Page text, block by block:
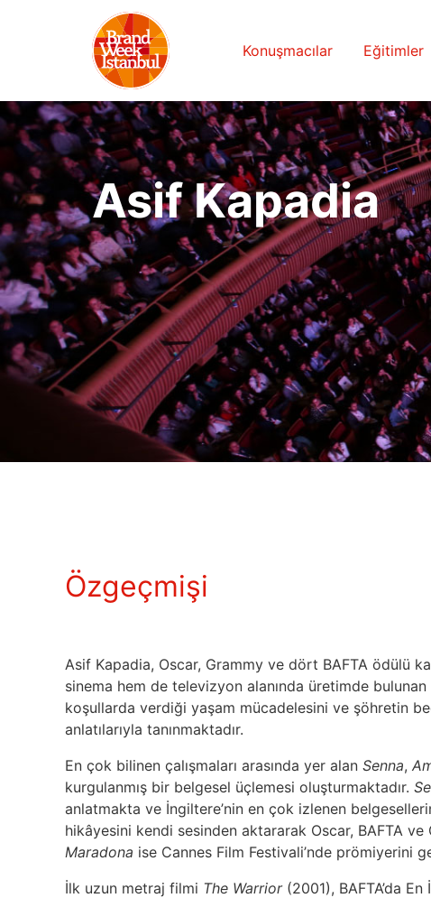
Konuşmacılar Eğitimler
Asif Kapadia
Özgeçmişi
Asif Kapadia, Oscar, Grammy ve dört BAFTA ödülü
sinema hem de televizyon alanında üretimde
koşullarda verdiği yaşam mücadelesini ve şöhretin
anlatılarıyla tanınmaktadır.
En çok bilinen çalışmaları arasında yer alan Senna,
kurgulanmış bir belgesel üçlemesi oluşturmaktadır.
anlatmakta ve İngiltere’nin en çok izlenen
hikâyesini kendi sesinden aktararak Oscar, BAFTA
Maradona ise Cannes Film Festivali’nde prömiyerini
İlk uzun metraj filmi The Warrior(2001), BAFTA’da